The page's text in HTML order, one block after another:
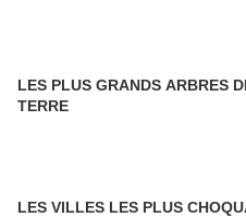
LES PLUS GRANDS ARBRES
TERRE
LES VILLES LES PLUS